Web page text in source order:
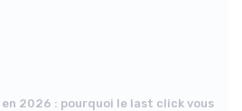
2026 : pourquoi le last click vous